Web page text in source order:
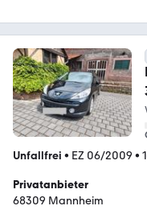
Unfallfrei • EZ 06/2009 •
Privatanbieter
68309 Mannheim